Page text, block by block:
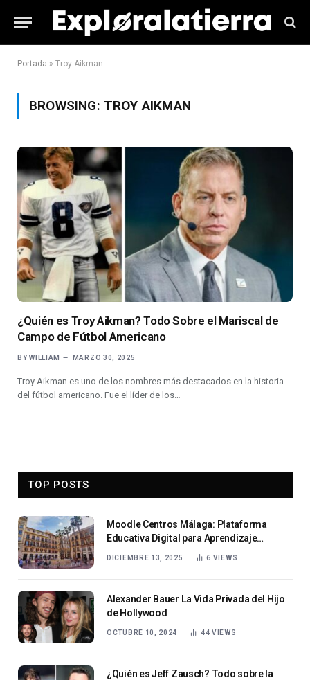
Portada » Troy Aikman
BROWSING: TROY AIKMAN
¿Quién es Troy Aikman? Todo Sobre el Mariscal de
Campo de Fútbol Americano
BY WILLIAM MARZO 30, 2025
Troy Aikman es uno de los nombres más destacados en la historia
del fútbol americano. Fue el líder de los…
TOP POSTS
Moodle Centros Málaga: Plataforma
Educativa Digital para Aprendizaje
DICIEMBRE 13, 2025 6 VIEWS
Alexander Bauer La Vida Privada del Hijo
de Hollywood
OCTUBRE 10, 2024 44VIEWS
¿Quién es Jeff Zausch? Todo sobre la